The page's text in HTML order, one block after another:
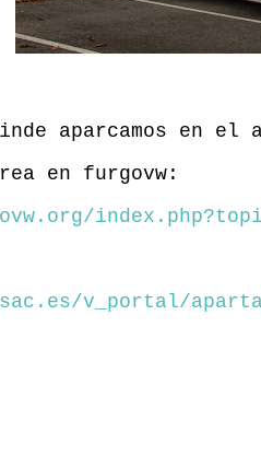
aparcamos en el
en furgovw:
v_portal/